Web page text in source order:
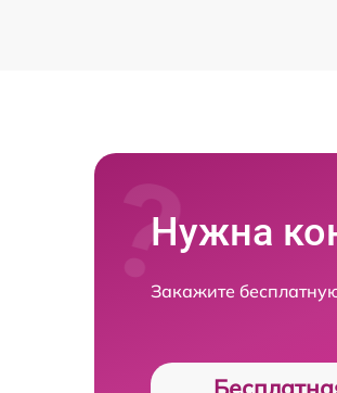
Нужна
Закажите